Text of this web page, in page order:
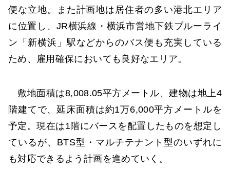
便な立地。また計画地は居住者の多い港北エリア
に位置し、JR横浜線・横浜市営地下鉄ブルーライ
ン「新横浜」駅などからのバス便も充実している
ため、雇用確保においても良好なエリア。
敷地面積は8,008.05平方メートル、建物は地上4
階建てで、延床面積は約1万6,000平方メートルを
予定。現在は1階にバースを配置したものを想定し
ているが、BTS型・マルチテナント型のいずれに
も対応できるよう計画を進めていく。